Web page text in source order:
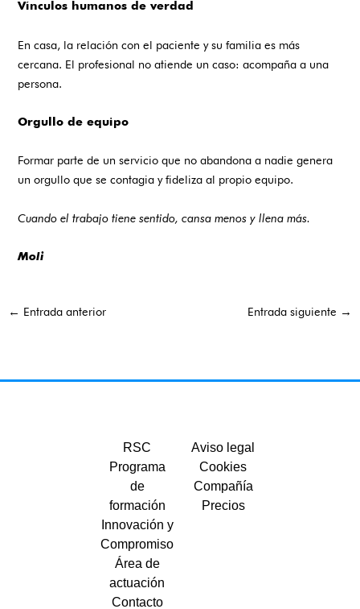
Vínculos humanos de verdad
En casa, la relación con el paciente y su familia es más
cercana. El profesional no atiende un caso: acompaña a una
persona.
Orgullo de equipo
Formar parte de un servicio que no abandona a nadie genera
un orgullo que se contagia y fideliza al propio equipo.
Cuando el trabajo tiene sentido, cansa menos y llena más.
Moli
← Entrada anterior Entrada siguiente →
RSC
Programa
de
formación
Innovación y
Compromiso
Área de
actuación
Contacto
Aviso legal
Cookies
Compañía
Precios